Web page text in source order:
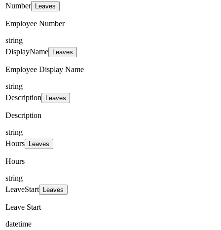
Number Leaves
Employee Number
string
DisplayName
Leaves
Employee Display Name
string
Description
Leaves
Description
string
Hours
Leaves
Hours
string
LeaveStart
Leaves
Leave Start
datetime